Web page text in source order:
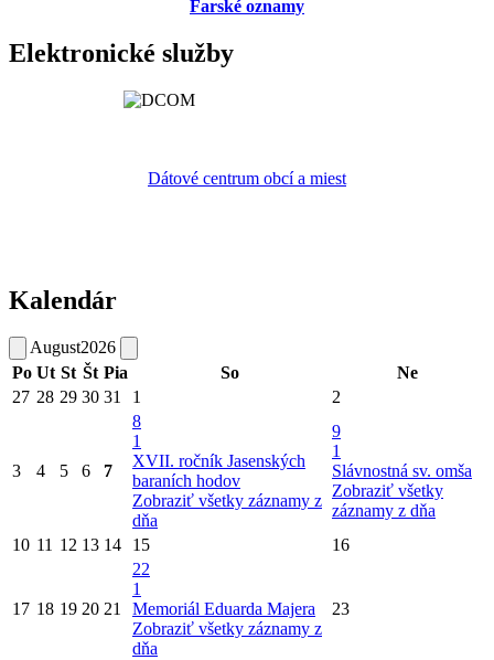
Farské oznamy
Elektronické služby
Dátové centrum obcí a miest
Kalendár
August2026
Po Ut St Št Pia So
Ne
27 28 29 30 31 1 2
3 4 5 6 7
8
1
XVII. ročník Jasenských
baraních hodov
Zobraziť všetky záznamy z
dňa
9
1
Slávnostná sv. omša
Zobraziť všetky
záznamy z dňa
10 11 12 13 14 15 16
17 18 19 20 21
22
1
Memoriál Eduarda Majera
Zobraziť všetky záznamy z
dňa
23